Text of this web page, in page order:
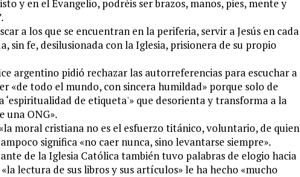
y en el Evangelio, podréis ser brazos, manos, pies, mente y
a los que se encuentran en la periferia, servir a Jesús en cada
sin fe, desilusionada con la Iglesia, prisionera de su propio
argentino pidió rechazar las autorreferencias para escuchar a
«de todo el mundo, con sincera humildad» porque solo de
‘espiritualidad de etiqueta'» que desorienta y transforma a la
una ONG».
moral cristiana no es el esfuerzo titánico, voluntario, de quien
significa «no caer nunca, sino levantarse siempre».
de la Iglesia Católica también tuvo palabras de elogio hacia
lectura de sus libros y sus artículos» le ha hecho «mucho